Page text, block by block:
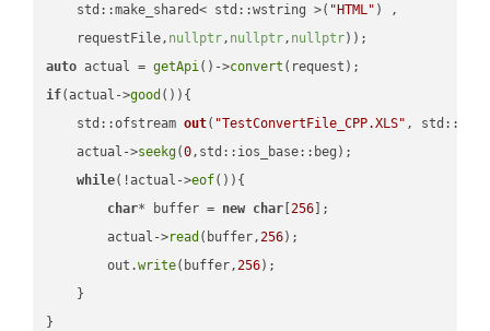
    std::make_shared< std::wstring >(
"HTML" ) ,
    requestFile,
nullptr, nullptr, nullptr))
auto actual = getApi()->convert
if(actual->good ()){
std::ofstream out( "TestConvertFile_CPP.XLS" ,
    actual->
seekg(0,std::ios_base::beg);
while(!actual->eof()){
char* buffer = new char [256 ];
        actual->
read (buffer,256);
        out.
write(buffer,256);
    }
}